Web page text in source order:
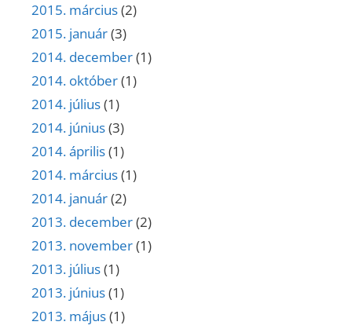
2015. március(2)
2015. január(3)
2014. december(1)
2014. október(1)
2014. július(1)
2014. június(3)
2014. április(1)
2014. március(1)
2014. január(2)
2013. december(2)
2013. november(1)
2013. július(1)
2013. június(1)
2013. május(1)